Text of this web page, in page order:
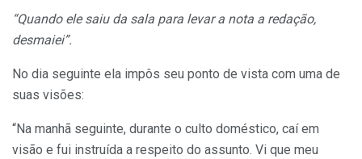
“Quando ele saiu da sala para levar a nota a redação,
desmaiei”.
No dia seguinte ela impôs seu ponto de vista com uma de
suas visões:
“Na manhã seguinte, durante o culto doméstico, caí em
visão e fui instruída a respeito do assunto. Vi que meu